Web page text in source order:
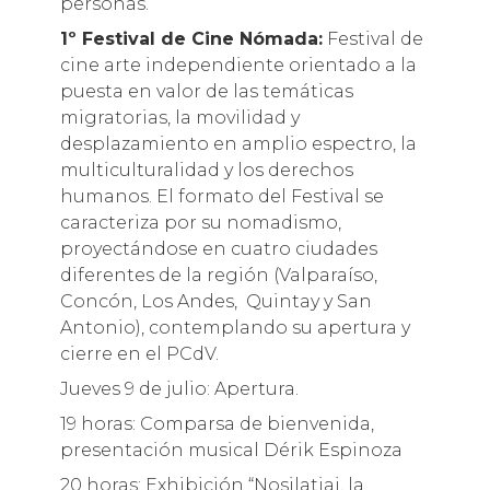
1º Festival de Cine Nómada:Festival de
cine arte independiente orientado a la
puesta en valor de las temáticas
migratorias, la movilidad y
desplazamiento en amplio espectro, la
multiculturalidad y los derechos
humanos. El formato del Festival se
caracteriza por su nomadismo,
proyectándose en cuatro ciudades
diferentes de la región (Valparaíso,
Concón, Los Andes, Quintay y San
Antonio), contemplando su apertura y
cierre en el PCdV.
Jueves 9 de julio: Apertura.
19 horas: Comparsa de bienvenida,
presentación musical Dérik Espinoza
20 horas: Exhibición “Nosilatiaj, la